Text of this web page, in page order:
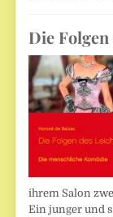
Die
ihrem Salon
Ein junger und